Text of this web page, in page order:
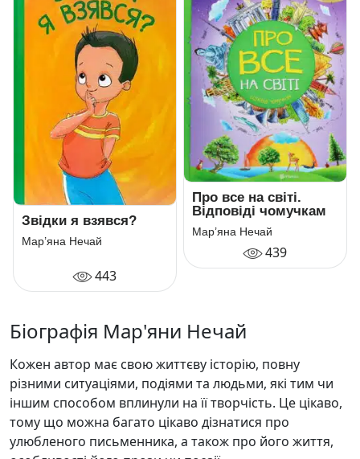
Звідки я взявся?
Мар’яна Нечай
443
Про все на світі.
Відповіді чомучкам
Мар’яна Нечай
439
Біографія Мар'яни Нечай
Кожен автор має свою життєву історію, повну
різними ситуаціями, подіями та людьми, які тим чи
іншим способом вплинули на її творчість. Це цікаво,
тому що можна багато цікаво дізнатися про
улюбленого письменника, а також про його життя,